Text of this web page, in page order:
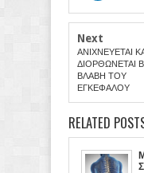
Next
ΑΝΙΧΝΕΥΕΤΑΙ
ΔΙΟΡΘΩΝΕΤΑΙ
ΒΛΑΒΗ ΤΟΥ
ΕΓΚΕΦΑΛΟΥ
RELATED